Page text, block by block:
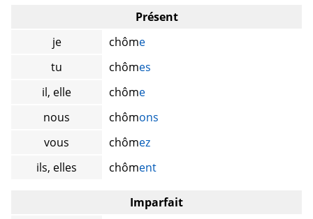
Présent
je
chôme
tu
chômes
il, elle
chôme
nous
chômons
vous
chômez
ils, elles
chôment
Imparfait